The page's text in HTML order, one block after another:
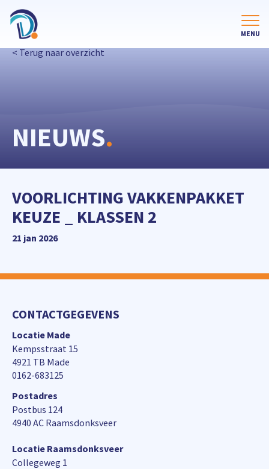
< Terug naar overzicht
NIEUWS.
VOORLICHTING VAKKENPAKKET
KEUZE _ KLASSEN 2
21 jan 2026
CONTACTGEGEVENS
Locatie Made
Kempsstraat 15
4921 TB Made
0162-683125
Postadres
Postbus 124
4940 AC Raamsdonksveer
Locatie Raamsdonksveer
Collegeweg 1